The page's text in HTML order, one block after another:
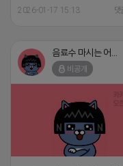
2026-01-17 15:13 댓
비공개